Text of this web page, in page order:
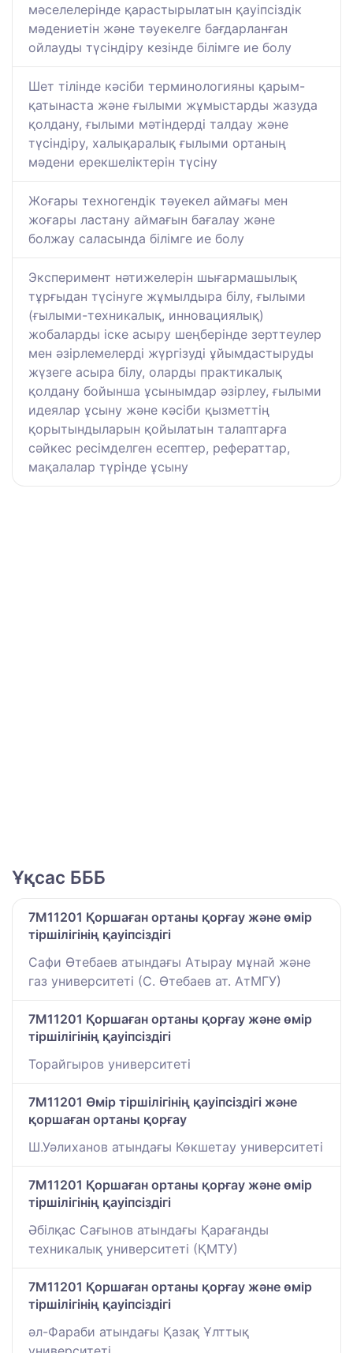
мәселелерінде қарастырылатын қауіпсіздік
мәдениетін және тәуекелге бағдарланған
ойлауды түсіндіру кезінде білімге ие болу
Шет тілінде кәсіби терминологияны қарым-
қатынаста және ғылыми жұмыстарды жазуда
қолдану, ғылыми мәтіндерді талдау және
түсіндіру, халықаралық ғылыми ортаның
мәдени ерекшеліктерін түсіну
Жоғары техногендік тәуекел аймағы мен
жоғары ластану аймағын бағалау және
болжау саласында білімге ие болу
Эксперимент нәтижелерін шығармашылық
тұрғыдан түсінуге жұмылдыра білу, ғылыми
(ғылыми-техникалық, инновациялық)
жобаларды іске асыру шеңберінде зерттеулер
мен әзірлемелерді жүргізуді ұйымдастыруды
жүзеге асыра білу, оларды практикалық
қолдану бойынша ұсынымдар әзірлеу, ғылыми
идеялар ұсыну және кәсіби қызметтің
қорытындыларын қойылатын талаптарға
сәйкес ресімделген есептер, рефераттар,
мақалалар түрінде ұсыну
Ұқсас БББ
7M11201 Қоршаған ортаны қорғау және өмір
тіршілігінің қауіпсіздігі
Сафи Өтебаев атындағы Атырау мұнай және
газ университеті (С. Өтебаев ат. АтМГУ)
7M11201 Қоршаған ортаны қорғау және өмір
тіршілігінің қауіпсіздігі
Торайгыров университеті
7M11201 Өмір тіршілігінің қауіпсіздігі және
қоршаған ортаны қорғау
Ш.Уәлиханов атындағы Көкшетау университетi
7M11201 Қоршаған ортаны қорғау және өмір
тіршілігінің қауіпсіздігі
Әбілқас Сағынов атындағы Қарағанды
техникалық университеті (ҚМТУ)
7M11201 Қоршаған ортаны қорғау және өмір
тіршілігінің қауіпсіздігі
әл-Фараби атындағы Қазақ Ұлттық